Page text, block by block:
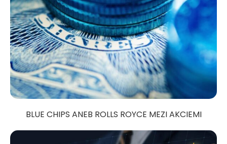
BLUE CHIPS ANEB ROLLS ROYCE MEZI AKCIEMI